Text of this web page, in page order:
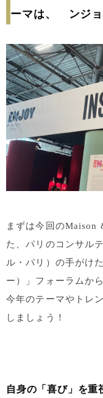
ーマは、
ンジ
まずは今回のMaison
た、パリのコンサル
ル・パリ）の手がけ
ー）」フォーラムか
今年のテーマやトレ
しましょう！
自身の「喜び」を重